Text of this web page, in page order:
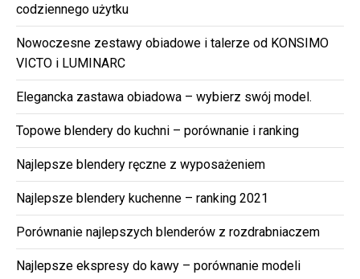
codziennego użytku
Nowoczesne zestawy obiadowe i talerze od KONSIMO
VICTO i LUMINARC
Elegancka zastawa obiadowa – wybierz swój model.
Topowe blendery do kuchni – porównanie i ranking
Najlepsze blendery ręczne z wyposażeniem
Najlepsze blendery kuchenne – ranking 2021
Porównanie najlepszych blenderów z rozdrabniaczem
Najlepsze ekspresy do kawy – porównanie modeli